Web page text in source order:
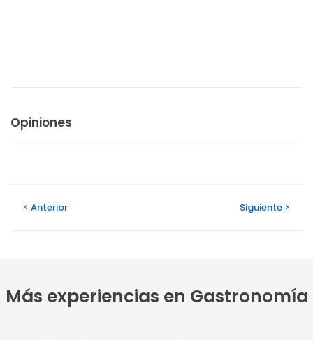
Opiniones
Anterior Siguiente
Más experiencias en Gastronomía